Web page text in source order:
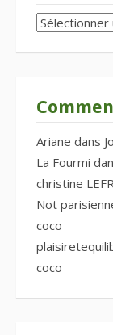
Archives
Ariane dans
La Fourmi
christine
Not
coco
coco